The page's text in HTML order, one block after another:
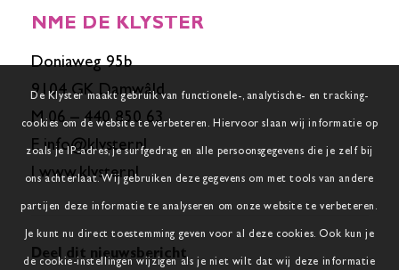
NME DE KLYSTER
Doniaweg 95b
9104 GK Damwâld
M 06 – 440 850 63
Einfo@klyster.nl
Iwww.klyster.nl
Deel dit nieuwsbericht
De Klyster maakt gebruik van functionele-, analytische- en tracking-
cookies om de website te verbeteren. Hiervoor slaan wij informatie op
zoals je IP-adres, je surfgedrag en alle persoonsgegevens die je zelf bij
ons achterlaat. Wij gebruiken deze gegevens om met tools van andere
partijen deze informatie te analyseren om onze website te verbeteren.
Je kunt nu direct toestemming geven voor al deze cookies. Ook kun je
de cookie-instellingen wijzigen als je niet wilt dat wij deze informatie